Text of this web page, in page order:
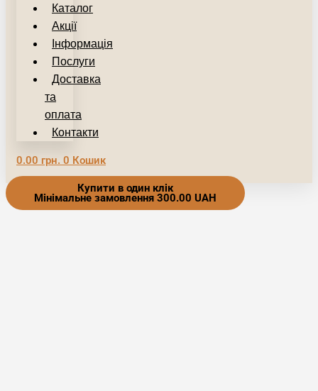
Каталог
Акції
Інформація
Послуги
Доставка
та
оплата
Контакти
0.00 грн. 0 Кошик
Купити в один клік
Мінімальне замовлення 300.00 UAH